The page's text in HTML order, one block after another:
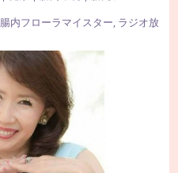
腸内フローラマイスター, ラジオ放